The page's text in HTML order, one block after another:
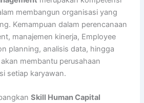
membangun organisasi yang
Kemampuan dalam perencanaan
manajemen kinerja, Employee
planning, analisis data, hingga
membantu perusahaan
setiap karyawan.
Skill Human Capital